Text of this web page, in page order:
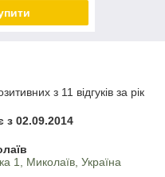
з 11 відгуків за рік
з 02.09.2014
1, Миколаїв, Україна